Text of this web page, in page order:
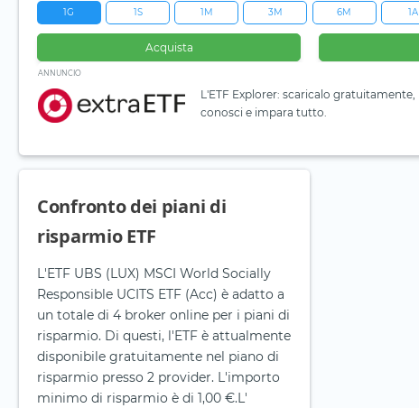
1G 1S 1M 3M 6M 1A
Acquista
ANNUNCIO
L'ETF Explorer: scaricalo gratuitamente,
conosci e impara tutto.
Confronto dei piani di
risparmio ETF
L'ETF UBS (LUX) MSCI World Socially
Responsible UCITS ETF (Acc) è adatto a
un totale di 4 broker online per i piani di
risparmio. Di questi, l'ETF è attualmente
disponibile gratuitamente nel piano di
risparmio presso 2 provider. L'importo
minimo di risparmio è di 1,00 €.L'